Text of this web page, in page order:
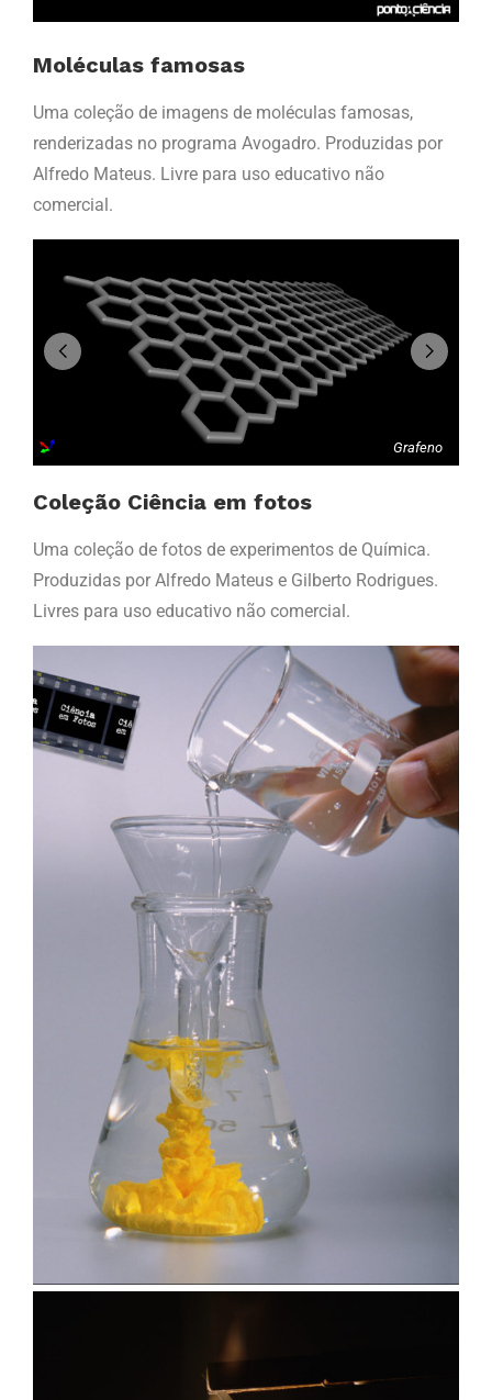
Moléculas famosas
Uma coleção de imagens de moléculas famosas,
renderizadas no programa Avogadro. Produzidas por
Alfredo Mateus. Livre para uso educativo não
comercial.
Grafeno
Coleção Ciência em fotos
Uma coleção de fotos de experimentos de Química.
Produzidas por Alfredo Mateus e Gilberto Rodrigues.
Livres para uso educativo não comercial.